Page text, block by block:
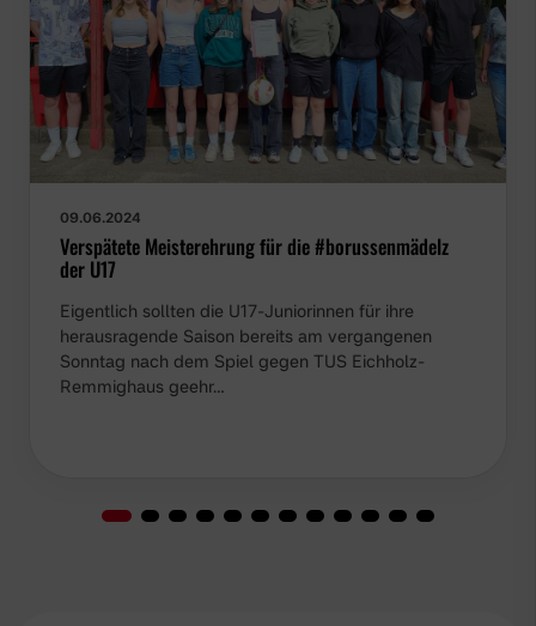
09.06.2024
Verspätete Meisterehrung für die #borussenmädelz
der U17
Eigentlich sollten die U17-Juniorinnen für ihre
herausragende Saison bereits am vergangenen
Sonntag nach dem Spiel gegen TUS Eichholz-
Remmighaus geehr…